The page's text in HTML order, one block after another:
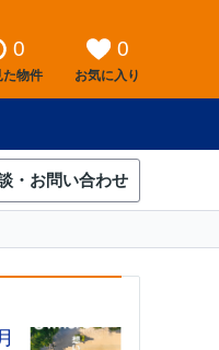
0
た物件
0
お気に入り
・お問い合わせ